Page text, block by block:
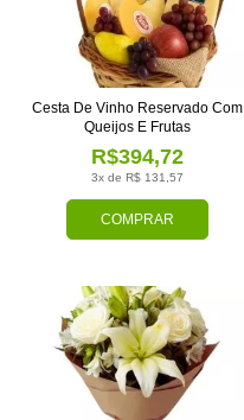
COMPRAR
3x de R$ 131,57
R$394,72
Cesta De Vinho Reservado Com
Queijos E Frutas